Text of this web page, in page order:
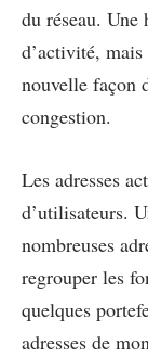
du réseau. Une
d’activité,
nouvelle façon
congestion.
Les adresses
d’utilisateurs.
nombreuses
regrouper les
quelques
adresses de